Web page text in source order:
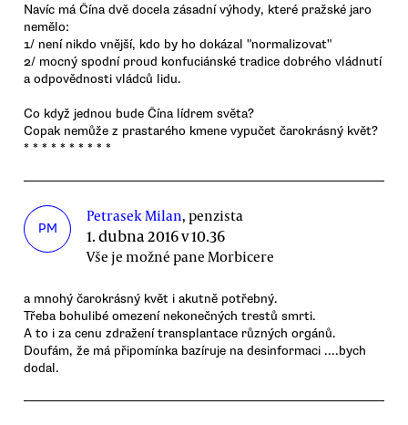
Navíc má Čína dvě docela zásadní výhody, které pražské jaro
nemělo:
1/ není nikdo vnější, kdo by ho dokázal "normalizovat"
2/ mocný spodní proud konfuciánské tradice dobrého vládnutí
a odpovědnosti vládců lidu.
Co když jednou bude Čína lídrem světa?
Copak nemůže z prastarého kmene vypučet čarokrásný květ?
* * * * * * * * * *
PM
Petrasek Milan, penzista
1. dubna 2016 v 10.36
Vše je možné pane Morbicere
a mnohý čarokrásný květ i akutně potřebný.
Třeba bohulibé omezení nekonečných trestů smrti.
A to i za cenu zdražení transplantace různých orgánů.
Doufám, že má připomínka bazíruje na desinformaci ....bych
dodal.